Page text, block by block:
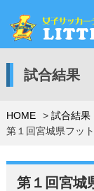
試合結果
HOME
試合結果
第１回宮城県フッ
第１回宮城